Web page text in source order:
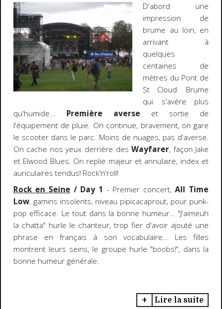
D'abord une
impression de
brume au loin, en
arrivant à
quelques
centaines de
mètres du Pont de
St Cloud. Brume
qui s'avère plus
qu'humide... Première averse et sortie de
l'équipement de pluie. On continue, bravement, on gare
le scooter dans le parc. Moins de nuages, pas d'averse.
On cache nos yeux derrière desWayfarer, façon Jake
et Elwood Blues. On replie majeur et annulaire, index et
auriculaires tendus! Rock'n'roll!
Rock en Seine / Day 1 - Premier concert,All Time
Low, gamins insolents, niveau pipicacaprout, pour punk-
pop efficace. Le tout dans la bonne humeur... "J'aimeuh
la chatta" hurle le chanteur, trop fier d'avoir ajouté une
phrase en français à son vocabulaire... Les filles
montrent leurs seins, le groupe hurle "boobs!", dans la
bonne humeur générale.
Lire la suite